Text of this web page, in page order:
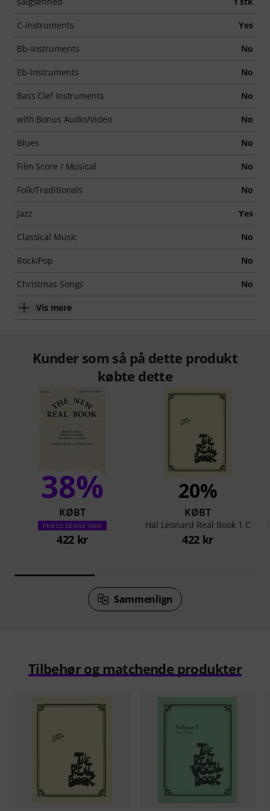
C-Instruments Yes
Bb-Instruments No
Eb-Instruments No
Bass Clef Instruments No
with Bonus Audio/Video No
Blues No
Film Score / Musical No
Folk/Traditionals No
Jazz Yes
Classical Music No
Rock/Pop No
Christmas Songs No
Vis mere
Kunder som så på dette produkt
købte dette
38%
KØBT
PRÆCIS DENNE VARE
422 kr
20%
KØBT
Hal Leonard Real Book 1 C
422 kr
Sammenlign
Tilbehør og matchende produkter